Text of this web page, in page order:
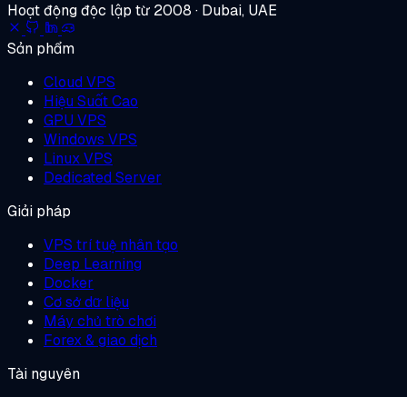
Hoạt động độc lập từ 2008 · Dubai, UAE
Sản phẩm
Cloud VPS
Hiệu Suất Cao
GPU VPS
Windows VPS
Linux VPS
Dedicated Server
Giải pháp
VPS trí tuệ nhân tạo
Deep Learning
Docker
Cơ sở dữ liệu
Máy chủ trò chơi
Forex & giao dịch
Tài nguyên